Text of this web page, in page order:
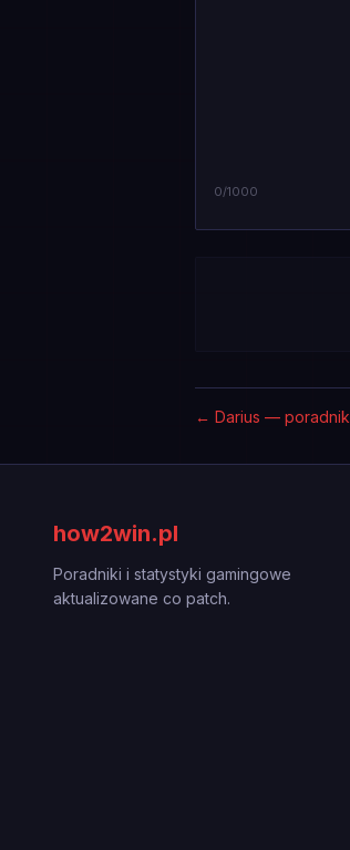
0/1000
← Darius — poradnik
how2win.pl
Poradniki i statystyki gamingowe
aktualizowane co patch.